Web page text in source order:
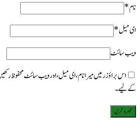
نام*
ای میل*
ویب‌ سائٹ
اس براؤزر میں میرا نام، ای میل، اور ویب سائٹ محفوظ
کےلیے۔